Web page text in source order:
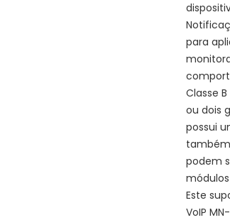
para
Classe
ou dois
possui
podem
módulos
Este
VoIP